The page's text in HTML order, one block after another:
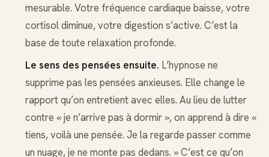
mesurable. Votre fréquence cardiaque baisse, votre
cortisol diminue, votre digestion s’active. C’est la
base de toute relaxation profonde.
Le sens des pensées ensuite. L’hypnose ne
supprime pas les pensées anxieuses. Elle change le
rapport qu’on entretient avec elles. Au lieu de lutter
contre « je n’arrive pas à dormir », on apprend à dire «
tiens, voilà une pensée. Je la regarde passer comme
un nuage, je ne monte pas dedans. » C’est ce qu’on